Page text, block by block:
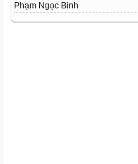
Phạm Ngọc Binh